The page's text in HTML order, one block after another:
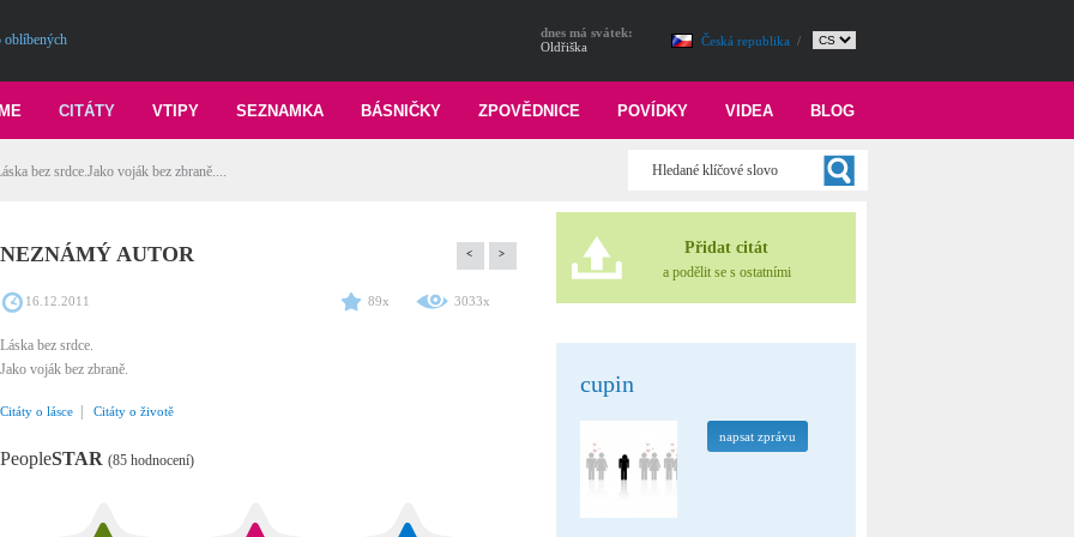
oblíbených Česká republika /
dnes má svátek:
Oldřiška
BLOG
VIDEA
POVÍDKY
ZPOVĚDNICE
BÁSNIČKY
SEZNAMKA
VTIPY
CITÁTY
bez srdce.Jako voják bez zbraně....
NEZNÁMÝ AUTOR < >
16.12.2011 89x 3033x
Láska bez srdce.
Jako voják bez zbraně.
Citáty o lásce Citáty o životě
PeopleSTAR (85 hodnocení)
Přidat citát
a podělit se s ostatními
cupin
napsat zprávu